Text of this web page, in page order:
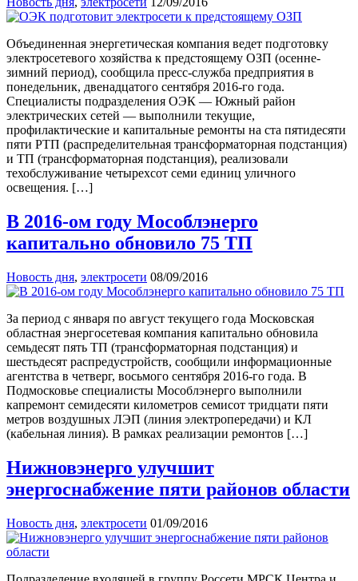
Объединенная энергетическая компания ведет подготовку
электросетевого хозяйства к предстоящему ОЗП (осенне-
зимний период), сообщила пресс-служба предприятия в
понедельник, двенадцатого сентября 2016-го года.
Специалисты подразделения ОЭК — Южный район
электрических сетей — выполнили текущие,
профилактические и капитальные ремонты на ста пятидесяти
пяти РТП (распределительная трансформаторная подстанция)
и ТП (трансформаторная подстанция), реализовали
техобслуживание четырехсот семи единиц уличного
освещения. […]
В 2016-ом году Мособлэнерго
капитально обновило 75 ТП
Новость дня, электросети 08/09/2016
За период с января по август текущего года Московская
областная энергосетевая компания капитально обновила
семьдесят пять ТП (трансформаторная подстанция) и
шестьдесят распредустройств, сообщили информационные
агентства в четверг, восьмого сентября 2016-го года. В
Подмосковье специалисты Мособлэнерго выполнили
капремонт семидесяти километров семисот тридцати пяти
метров воздушных ЛЭП (линия электропередачи) и КЛ
(кабельная линия). В рамках реализации ремонтов […]
Нижновэнерго улучшит
энергоснабжение пяти районов области
Новость дня, электросети 01/09/2016